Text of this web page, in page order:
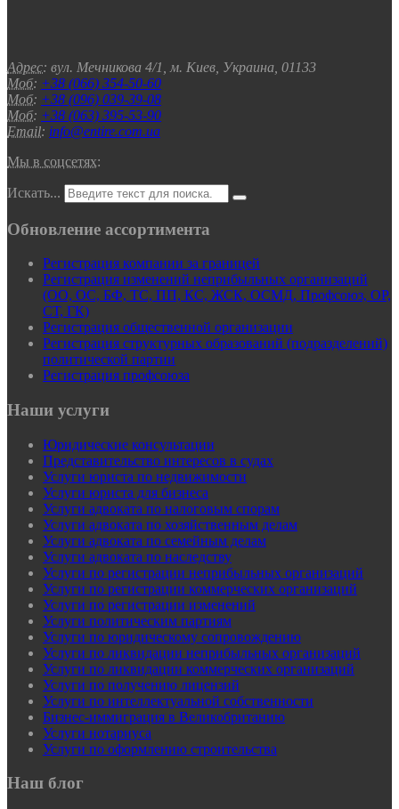
Адрес: вул. Мечникова 4/1, м. Киев, Украина, 01133
Моб: +38 (066) 354-50-60
Моб: +38 (096) 039-39-08
Моб: +38 (063) 395-53-90
Email: info@entire.com.ua
Мы в соцсетях:
Искать...
Обновление ассортимента
Регистрация компании за границей
Регистрация изменений неприбыльных организаций
(ОО, ОС, БФ, ТС, ПП, КС, ЖСК, ОСМД, Профсоюз, ОР,
СТ, ГК)
Регистрация общественной организации
Регистрация структурных образований (подразделений)
политической партии
Регистрация профсоюза
Наши услуги
Юридические консультации
Представительство интересов в судах
Услуги юриста по недвижимости
Услуги юриста для бизнеса
Услуги адвоката по налоговым спорам
Услуги адвоката по хозяйственным делам
Услуги адвоката по семейным делам
Услуги адвоката по наследству
Услуги по регистрации неприбыльных организаций
Услуги по регистрации коммерческих организаций
Услуги по регистрации изменений
Услуги политическим партиям
Услуги по юридическому сопровождению
Услуги по ликвидации неприбыльных организаций
Услуги по ликвидации коммерческих организаций
Услуги по получению лицензий
Услуги по интеллектуальной собственности
Бизнес-иммиграция в Великобританию
Услуги нотариуса
Услуги по оформлению строительства
Наш блог